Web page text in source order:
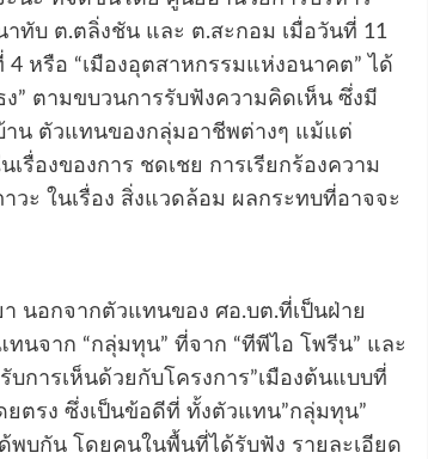
ทับ ต.ตลิ่งชัน และ ต.สะกอม เมื่อวันที่ 11
หรือ “เมืองอุตสาหกรรมแห่งอนาคต” ได้
” ตามขบวนการรับฟังความคิดเห็น ซึ่งมี
าน ตัวแทนของกลุ่มอาชีพต่างๆ แม้แต่
รื่องของการ ชดเชย การเรียกร้องความ
ะ ในเรื่อง สิ่งแวดล้อม ผลกระทบที่อาจจะ
นอกจากตัวแทนของ ศอ.บต.ที่เป็นฝ่าย
นจาก “กลุ่มทุน” ที่จาก “ทีพีไอ โพรีน” และ
บการเห็นด้วยกับโครงการ”เมืองต้นแบบที่
ตรง ซึ่งเป็นข้อดีที่ ทั้งตัวแทน”กลุ่มทุน”
บกัน โดยคนในพื้นที่ได้รับฟัง รายละเอียด